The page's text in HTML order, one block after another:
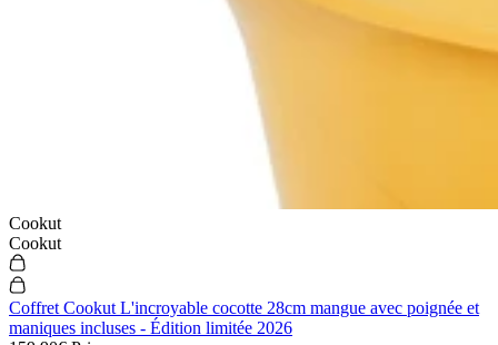
Cookut
Cookut
Coffret Cookut L'incroyable cocotte 28cm mangue avec poignée et
maniques incluses - Édition limitée 2026